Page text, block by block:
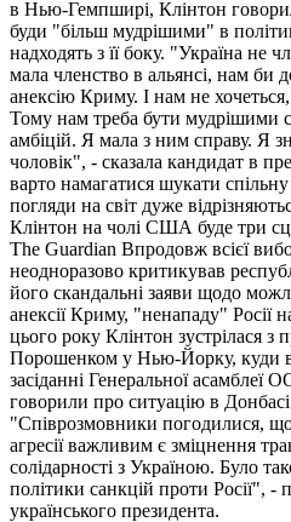
в Нью-Гемпширі, Клінтон
буди "більш мудрішими" в
надходять з її боку. "Україна не
мала членство в альянсі, нам би
анексію Криму. І нам не
Тому нам треба бути мудрішими
амбіцій. Я мала з ним справу. Я
чоловік", - сказала кандидат в
варто намагатися шукати
погляди на світ дуже
Клінтон на чолі США буде три
The Guardian Впродовж всієї
неодноразово критикував
його скандальні заяви щодо
анексії Криму, "ненападу" Росії
цього року Клінтон зустрілася
Порошенком у Нью-Йорку, куди
засіданні Генеральної асамблеї
говорили про ситуацію в Донбасі
"Співрозмовники погодилися, що
агресії важливим є зміцнення
солідарності з Україною. Було
політики санкцій проти Росії", -
українського президента.